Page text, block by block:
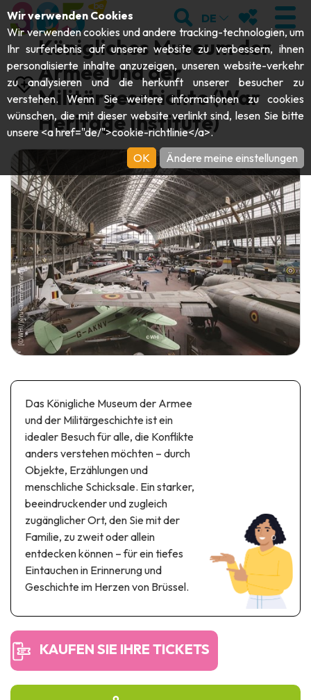
BESUCHEN
Abteien & Religiöse Monumente
Archäologie
Kunst
Handwerk & Know-how
Schlösser, Zitadellen & Belfriede
Folklore & Lokale Geschichte
Geschichte
Wissenschaftsparks
Industrie- & Technikerbe
Regionalprodukte
Gedächtnistourismus
UNESCO erbe
ENTDECKEN
Höhlen
Garten, Parks & Naturstätten
Aquarien, Tierparks & Zoos
SICH BEWEGEN
Touristen-& Kreuzfahrt-Schiffe
Draisinen & Touristenzüge
Kajaks
Abenteuerparks
Themen- und Freizeitpark
Unterhaltungs-& Aqua-Parks
VERANSTALTUNGEN
DIE BESTEN AKTIVITÄTEN FÜR
DIESEN SOMMER
GUIDE DOWNLOADEN
SUCHEN
DE MEINE
Königliches Museum der
Armee und der
Militärgeschichte (War
Heritage Institute)
Das Königliche Museum der Armee
und der Militärgeschichte ist ein
idealer Besuch für alle, die Konflikte
anders verstehen möchten – durch
Objekte, Erzählungen und
menschliche Schicksale. Ein starker,
beeindruckender und zugleich
zugänglicher Ort, den Sie mit der
Familie, zu zweit oder allein
entdecken können – für ein tiefes
Eintauchen in Erinnerung und
Geschichte im Herzen von Brüssel.
KAUFEN SIE IHRE TICKETS
Wir verwenden Cookies
Wir verwenden cookies und andere tracking-technologien, um
Ihr surferlebnis auf unserer website zu verbessern, ihnen
personalisierte inhalte anzuzeigen, unseren website-verkehr
zu analysieren und die herkunft unserer besucher zu
verstehen. Wenn Sie weitere informationen zu cookies
wünschen, die mit dieser website verlinkt sind, lesen Sie bitte
unsere <a href="de/">cookie-richtlinie</a>.
OK
Ändere meine einstellungen